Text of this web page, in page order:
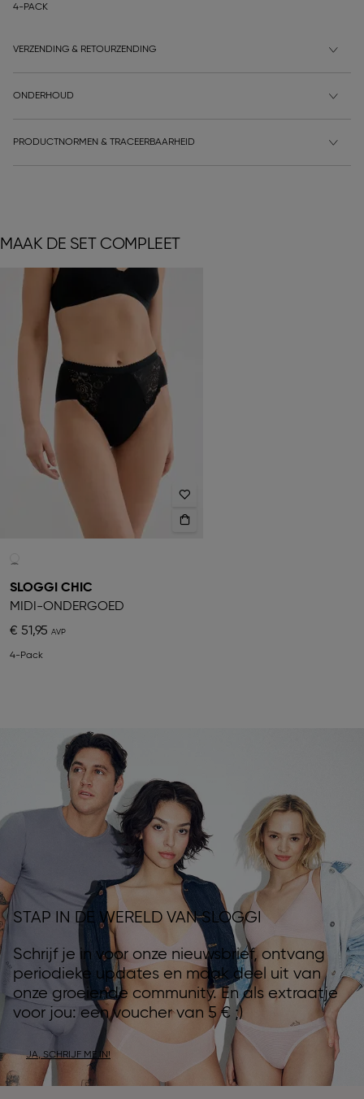
4-PACK
VERZENDING & RETOURZENDING
ONDERHOUD
PRODUCTNORMEN & TRACEERBAARHEID
MAAK DE SET COMPLEET
SLOGGI CHIC
MIDI-ONDERGOED
€ 51,95
4-Pack
STAP IN DE WERELD VAN SLOGGI
Schrijf je in voor onze nieuwsbrief, ontvang
periodieke updates en maak deel uit van
onze groeiende community. En als extraatje
voor jou: een voucher van 5 € ;)
JA, SCHRIJF ME IN!